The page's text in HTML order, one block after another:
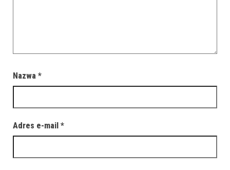
Nazwa *
Adres e-mail *